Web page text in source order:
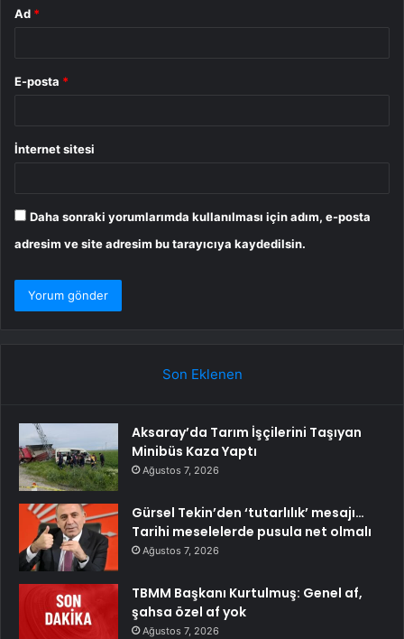
Ad *
E-posta *
İnternet sitesi
Daha sonraki yorumlarımda kullanılması için adım, e-posta
adresim ve site adresim bu tarayıcıya kaydedilsin.
Son Eklenen
Aksaray’da Tarım İşçilerini Taşıyan
Minibüs Kaza Yaptı
Ağustos 7, 2026
Gürsel Tekin’den ‘tutarlılık’ mesajı…
Tarihi meselelerde pusula net olmalı
Ağustos 7, 2026
TBMM Başkanı Kurtulmuş: Genel af,
şahsa özel af yok
Ağustos 7, 2026